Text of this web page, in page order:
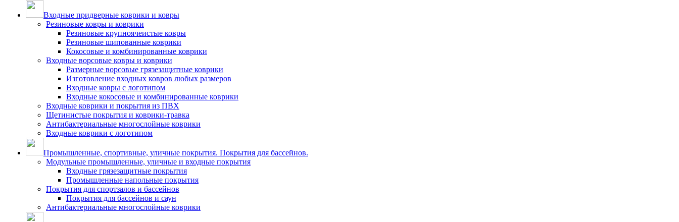
Входные придверные коврики и ковры
Резиновые ковры и коврики
Резиновые крупноячеистые ковры
Резиновые шипованные коврики
Кокосовые и комбинированные коврики
Входные ворсовые ковры и коврики
Размерные ворсовые грязезащитные коврики
Изготовление входных ковров любых размеров
Входные ковры с логотипом
Входные кокосовые и комбинированные коврики
Входные коврики и покрытия из ПВХ
Щетинистые покрытия и коврики-травка
Антибактериальные многослойные коврики
Входные коврики с логотипом
Промышленные, спортивные, уличные покрытия. Покрытия для бассейнов.
Модульные промышленные, уличные и входные покрытия
Входные грязезащитные покрытия
Промышленные напольные покрытия
Покрытия для спортзалов и бассейнов
Покрытия для бассейнов и саун
Антибактериальные многослойные коврики